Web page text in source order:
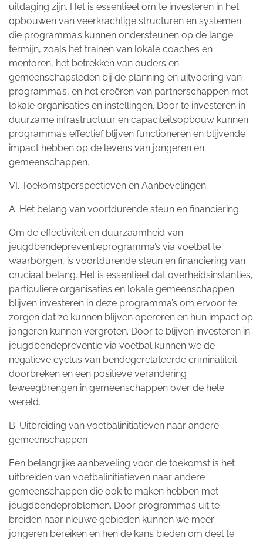
uitdaging zijn. Het is essentieel om te investeren in het
opbouwen van veerkrachtige structuren en systemen
die programma’s kunnen ondersteunen op de lange
termijn, zoals het trainen van lokale coaches en
mentoren, het betrekken van ouders en
gemeenschapsleden bij de planning en uitvoering van
programma’s, en het creëren van partnerschappen met
lokale organisaties en instellingen. Door te investeren in
duurzame infrastructuur en capaciteitsopbouw kunnen
programma’s effectief blijven functioneren en blijvende
impact hebben op de levens van jongeren en
gemeenschappen.
VI. Toekomstperspectieven en Aanbevelingen
A. Het belang van voortdurende steun en financiering
Om de effectiviteit en duurzaamheid van
jeugdbendepreventieprogramma’s via voetbal te
waarborgen, is voortdurende steun en financiering van
cruciaal belang. Het is essentieel dat overheidsinstanties,
particuliere organisaties en lokale gemeenschappen
blijven investeren in deze programma’s om ervoor te
zorgen dat ze kunnen blijven opereren en hun impact op
jongeren kunnen vergroten. Door te blijven investeren in
jeugdbendepreventie via voetbal kunnen we de
negatieve cyclus van bendegerelateerde criminaliteit
doorbreken en een positieve verandering
teweegbrengen in gemeenschappen over de hele
wereld.
B. Uitbreiding van voetbalinitiatieven naar andere
gemeenschappen
Een belangrijke aanbeveling voor de toekomst is het
uitbreiden van voetbalinitiatieven naar andere
gemeenschappen die ook te maken hebben met
jeugdbendeproblemen. Door programma’s uit te
breiden naar nieuwe gebieden kunnen we meer
jongeren bereiken en hen de kans bieden om deel te